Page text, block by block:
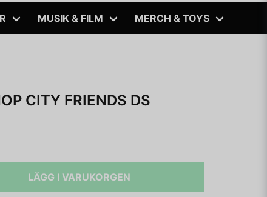
MUSIK & FILM MERCH & TOYS
CITY FRIENDS DS
LÄGG I VARUKORGEN